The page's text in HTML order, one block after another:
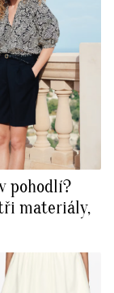
pohodlí?
materiály,